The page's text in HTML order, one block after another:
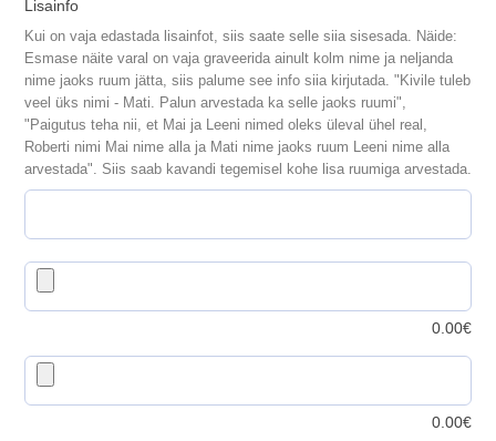
Lisainfo
Kui on vaja edastada lisainfot, siis saate selle siia sisesada. Näide:
Esmase näite varal on vaja graveerida ainult kolm nime ja neljanda
nime jaoks ruum jätta, siis palume see info siia kirjutada. "Kivile tuleb
veel üks nimi - Mati. Palun arvestada ka selle jaoks ruumi",
"Paigutus teha nii, et Mai ja Leeni nimed oleks üleval ühel real,
Roberti nimi Mai nime alla ja Mati nime jaoks ruum Leeni nime alla
arvestada". Siis saab kavandi tegemisel kohe lisa ruumiga arvestada.
0.00€
0.00€